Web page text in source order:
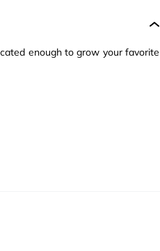
enough to grow your favorite